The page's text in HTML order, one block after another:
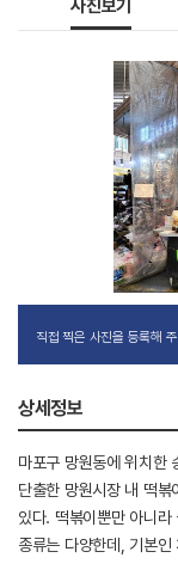
사진보기
직접 찍은 사진을 등록해 주
상세정보
마포구 망원동에 위치한
단출한 망원시장 내 떡
있다. 떡볶이뿐만 아니
종류는 다양한데, 기본